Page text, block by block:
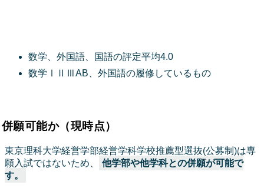
数学、外国語、国語の評定平均4.0
数学ⅠⅡⅢAB、外国語の履修しているもの
併願可能か（現時点）
東京理科大学経営学部経営学科学校推薦型選抜(公募制)は専
願入試ではないため、
他学部や他学科との併願が可能で
す。